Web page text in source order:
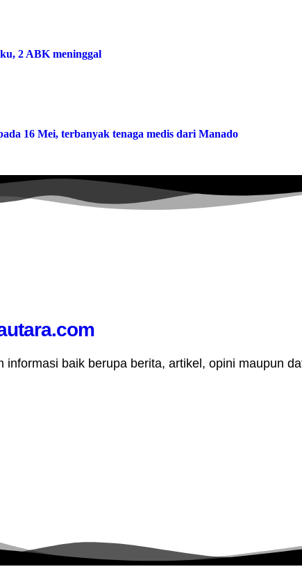
2 ABK meninggal
16 Mei, terbanyak tenaga medis dari Manado
informasi baik berupa berita, artikel, opini maupun